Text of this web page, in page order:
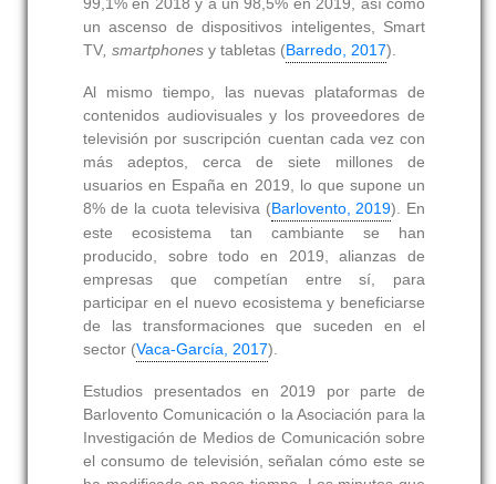
un ascenso de dispositivos inteligentes, Smart
TV , smartphones y tabletas (Barredo, 2017).
Al mismo tiempo, las nuevas plataformas de
contenidos audiovisuales y los proveedores de
televisión por suscripción cuentan cada vez con
más adeptos, cerca de siete millones de
usuarios en España en 2019, lo que supone un
8% de la cuota televisiva (Barlovento, 2019). En
este ecosistema tan cambiante se han
producido, sobre todo en 2019, alianzas de
empresas que competían entre sí, para
participar en el nuevo ecosistema y beneficiarse
de las transformaciones que suceden en el
sector (Vaca-García, 2017).
Estudios presentados en 2019 por parte de
Barlovento Comunicación o la Asociación para la
Investigación de Medios de Comunicación sobre
el consumo de televisión, señalan cómo este se